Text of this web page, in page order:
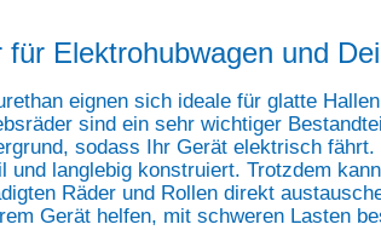
Elektrohubwagen und
eignen sich ideale für glatte
sind ein sehr wichtiger
sodass Ihr Gerät elektrisch
langlebig konstruiert. Trotzdem
Räder und Rollen direkt
Gerät helfen, mit schweren Lasten